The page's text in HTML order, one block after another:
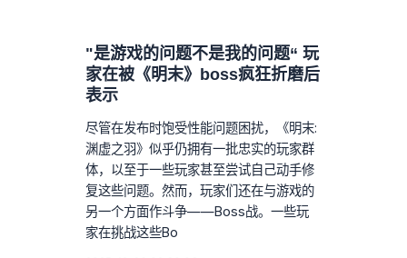
"是游戏的问题不是我的问题“ 玩
家在被《明末》boss疯狂折磨后
表示
尽管在发布时饱受性能问题困扰，《明末:
渊虚之羽》似乎仍拥有一批忠实的玩家群
体，以至于一些玩家甚至尝试自己动手修
复这些问题。然而，玩家们还在与游戏的
另一个方面作斗争——Boss战。一些玩
家在挑战这些Bo